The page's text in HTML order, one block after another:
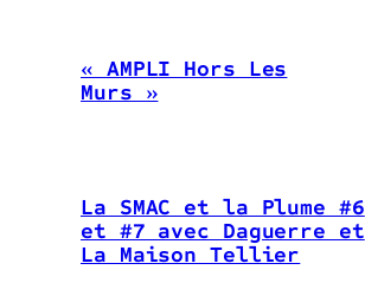
« AMPLI Hors Les
Murs »
La SMAC et la Plume #6
et #7 avec Daguerre et
La Maison Tellier